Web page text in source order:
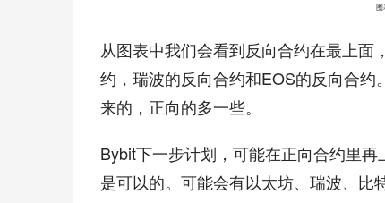
图
从图表中我们会看到反向合约在最上
约，瑞波的反向合约和EOS的反向合
来的，正向的多一些。
Bybit下一步计划，可能在正向合约里
是可以的。可能会有以太坊、瑞波、